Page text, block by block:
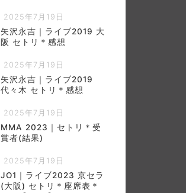
2025年7月19日
矢沢永吉｜ライブ2019 大
阪 セトリ＊感想
2025年7月19日
矢沢永吉｜ライブ2019
代々木 セトリ＊感想
2025年7月19日
MMA 2023｜セトリ＊受
賞者(結果)
2025年7月19日
JO1｜ライブ2023 京セラ
(大阪) セトリ＊座席表＊